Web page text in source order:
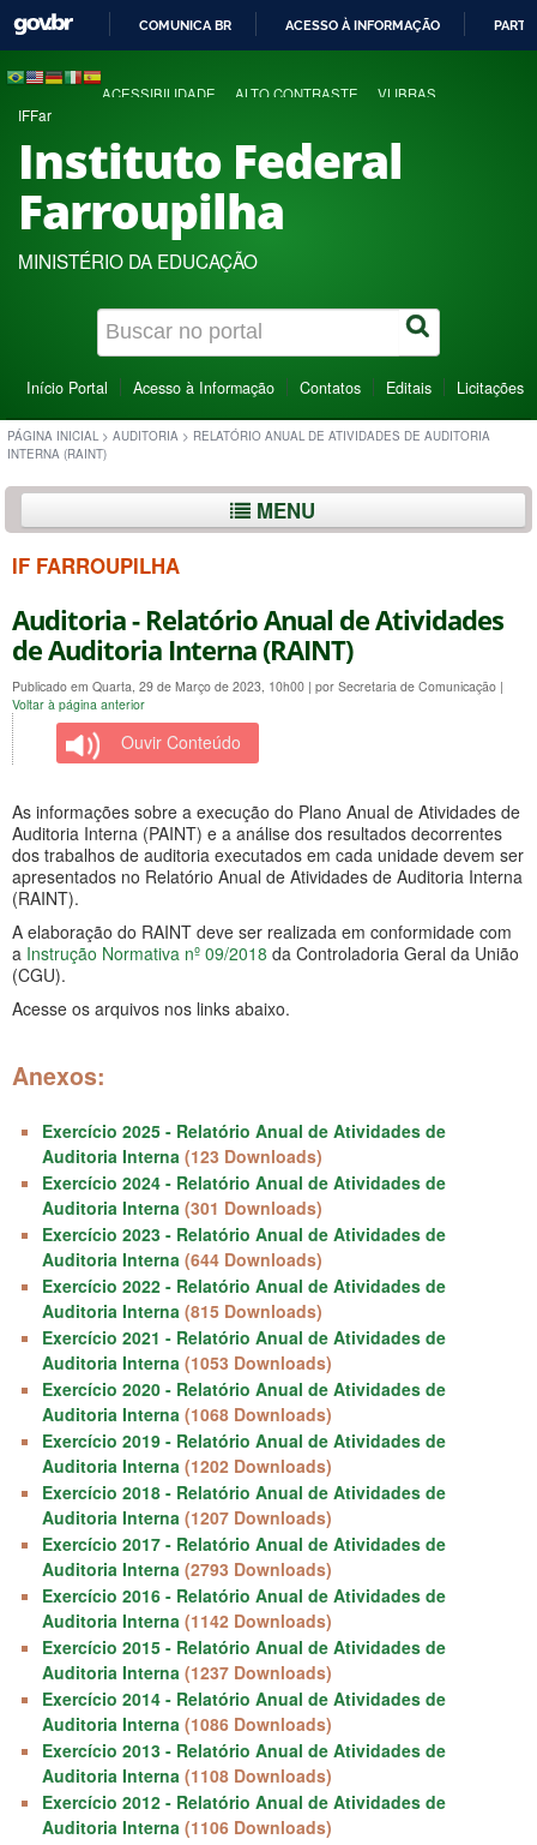
COMUNICA BR ACESSO À INFORMAÇÃO
ACESSIBILIDADE ALTO CONTRASTE VLIBRAS
IFFar
Instituto Federal
Farroupilha
MINISTÉRIO DA EDUCAÇÃO
Início Portal Acesso à Informação Contatos Editais Licitações
PÁGINA INICIAL > AUDITORIA > RELATÓRIO ANUAL DE ATIVIDADES DE AUDITORIA
INTERNA (RAINT)
MENU
IF FARROUPILHA
Auditoria - Relatório Anual de Atividades
de Auditoria Interna (RAINT)
Publicado em Quarta, 29 de Março de 2023, 10h00 | por Secretaria de Comunicação |
Voltar à página anterior
Ouvir Conteúdo
As informações sobre a execução do Plano Anual de Atividades de
Auditoria Interna (PAINT) e a análise dos resultados decorrentes
dos trabalhos de auditoria executados em cada unidade devem ser
apresentados no Relatório Anual de Atividades de Auditoria Interna
(RAINT).
A elaboração do RAINT deve ser realizada em conformidade com
a Instrução Normativa nº 09/2018 da Controladoria Geral da União
(CGU).
Acesse os arquivos nos links abaixo.
Anexos:
Exercício 2025 - Relatório Anual de Atividades de
Auditoria Interna (123 Downloads)
Exercício 2024 - Relatório Anual de Atividades de
Auditoria Interna (301 Downloads)
Exercício 2023 - Relatório Anual de Atividades de
Auditoria Interna (644 Downloads)
Exercício 2022 - Relatório Anual de Atividades de
Auditoria Interna (815 Downloads)
Exercício 2021 - Relatório Anual de Atividades de
Auditoria Interna (1053 Downloads)
Exercício 2020 - Relatório Anual de Atividades de
Auditoria Interna (1068 Downloads)
Exercício 2019 - Relatório Anual de Atividades de
Auditoria Interna (1202 Downloads)
Exercício 2018 - Relatório Anual de Atividades de
Auditoria Interna (1207 Downloads)
Exercício 2017 - Relatório Anual de Atividades de
Auditoria Interna (2793 Downloads)
Exercício 2016 - Relatório Anual de Atividades de
Auditoria Interna (1142 Downloads)
Exercício 2015 - Relatório Anual de Atividades de
Auditoria Interna (1237 Downloads)
Exercício 2014 - Relatório Anual de Atividades de
Auditoria Interna (1086 Downloads)
Exercício 2013 - Relatório Anual de Atividades de
Auditoria Interna (1108 Downloads)
Exercício 2012 - Relatório Anual de Atividades de
Auditoria Interna (1106 Downloads)